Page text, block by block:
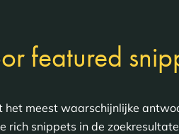
featured
meest waarschijnlijke
snippets in de